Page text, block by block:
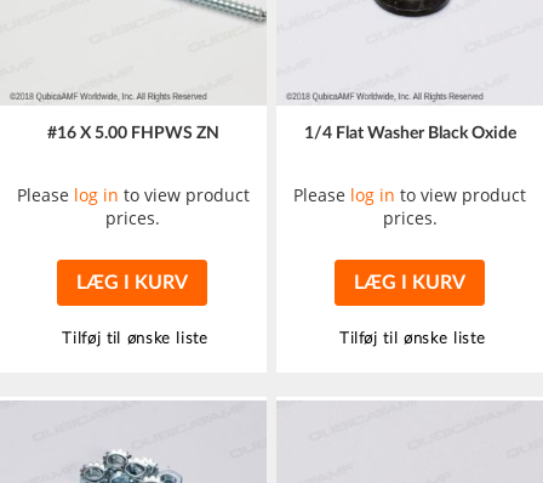
#16 X 5.00 FHPWS ZN
Please log in to view product
prices.
LÆG I KURV
Tilføj til ønske liste
1/4 Flat Washer Black Oxide
Please log in to view product
prices.
LÆG I KURV
Tilføj til ønske liste